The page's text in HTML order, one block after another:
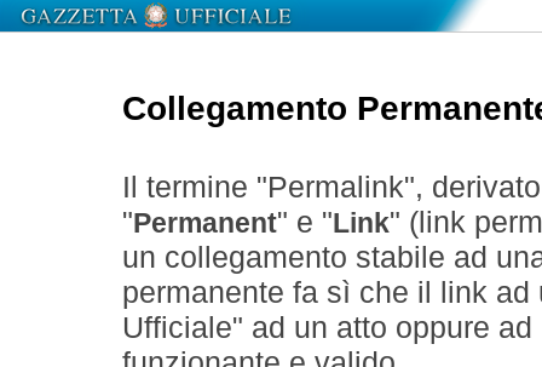
Collegamento
Il termine "Permalink",
" Permanent" e " Link" (link
un collegamento stabile ad
permanente fa sì che il link
Ufficiale" ad un atto oppure